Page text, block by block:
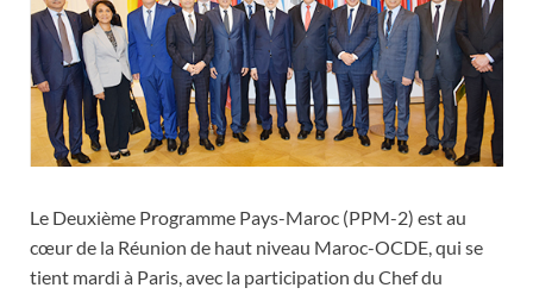
Le Deuxième Programme Pays-Maroc (PPM-2) est au
cœur de la Réunion de haut niveau Maroc-OCDE, qui se
tient mardi à Paris, avec la participation du Chef du